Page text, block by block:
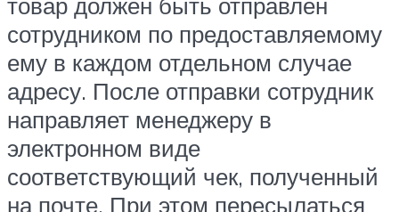
сотрудником по предоставляемому
ему в каждом отдельном случае
адресу. После отправки сотрудник
направляет менеджеру в
электронном виде
соответствующий чек, полученный
на почте. При этом пересылаться